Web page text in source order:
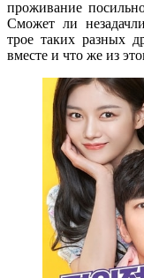
проживание
Сможет ли
трое таких разных
вместе и что же из